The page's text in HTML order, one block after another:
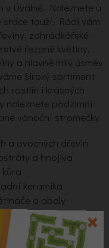
v Úvalně. Naleznete u
srdce touží. Rádi vám
zahrádkářské
řezané květiny,
a hlavně milý úsměv
široký sortiment
rostlin i krásných
naleznete podzimní
vánoční stromečky.
a ovocných dřevin
a hnojiva
keramika
a obaly
potřeby